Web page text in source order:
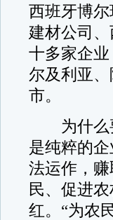
西班牙博
建材公司
十多家企
尔及利亚
市。
为什么要
是纯粹的
法运作，
民、促进
红。“为农